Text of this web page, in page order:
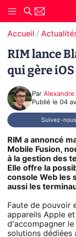
Accueil
RIM lance
qui gère
Par
Publié le 04
Suivez-nous
RIM a annoncé
Mobile Fusion,
à la gestion des
Elle offre la
console Web les
aussi les
Faute de pouvoir
appareils Apple
d'accompagner
solutions dédiées